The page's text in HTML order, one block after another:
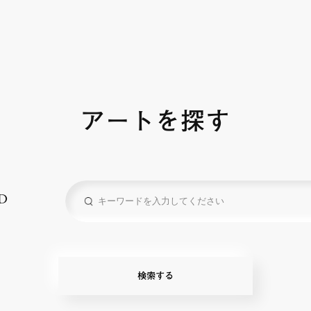
アートを探す